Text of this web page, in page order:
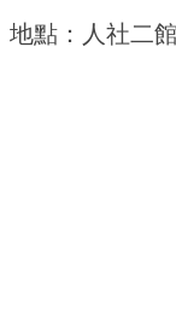
地點：人社二